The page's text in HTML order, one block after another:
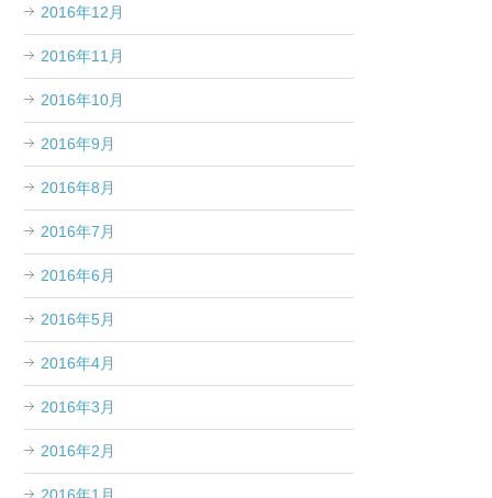
2016年12月
2016年11月
2016年10月
2016年9月
2016年8月
2016年7月
2016年6月
2016年5月
2016年4月
2016年3月
2016年2月